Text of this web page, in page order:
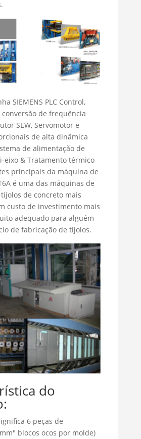
SIEMENS PLC Control,
de frequência
SEW, Servomotor e
de alta dinâmica
de alimentação de
eixo & Tratamento térmico
principais da máquina de
é uma das máquinas de
de concreto mais
custo de investimento mais
adequado para alguém
de fabricação de tijolos.
do
6 peças de
blocos ocos por molde)